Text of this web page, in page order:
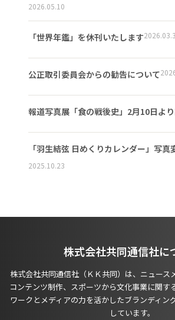
2026.05.10
「世界年鑑」を休刊いたします
公正取引委員会からの勧告について
報道写真展「食の戦後史」2月10日よ
「羽生結弦 日めくりカレンダー」写真
2025.10.23
株式会社共同通信社に
株式会社共同通信社（ＫＫ共同）は、ニュース
コンテンツ制作、スポーツから文化事業に関す
ワークとメディアの力を活かしたブランディン
しています。